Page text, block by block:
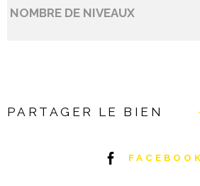
NOMBRE DE NIVEAUX
PARTAGER LE BIEN
FACEBOOK